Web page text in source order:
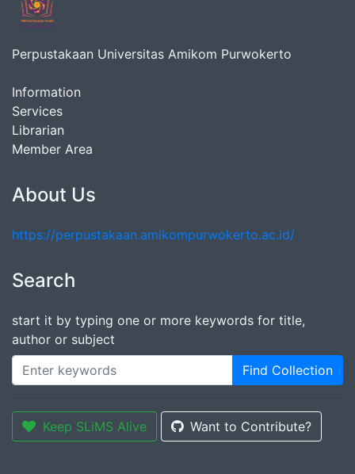
Perpustakaan Universitas Amikom Purwokerto
Information
Services
Librarian
Member Area
About Us
https://perpustakaan.amikompurwokerto.ac.id/
Search
start it by typing one or more keywords for title,
author or subject
Find Collection
Keep SLiMS Alive Want to Contribute?